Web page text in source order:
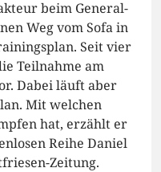
beim General-
Weg vom Sofa in
Seit vier
Teilnahme am
Dabei läuft aber
Mit welchen
hat, erzählt er
Reihe Daniel
Zeitung.